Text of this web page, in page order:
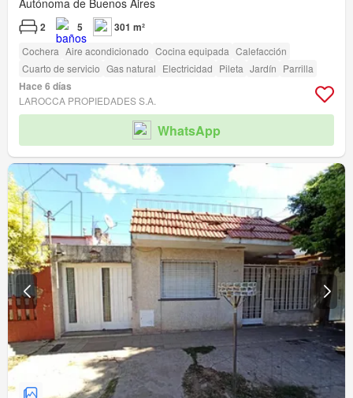
Autónoma de Buenos Aires
2 5 301 m²
Cochera Aire acondicionado Cocina equipada Calefacción
Cuarto de servicio Gas natural Electricidad Pileta Jardín Parrilla
Hace 6 días
LAROCCA PROPIEDADES S.A.
WhatsApp